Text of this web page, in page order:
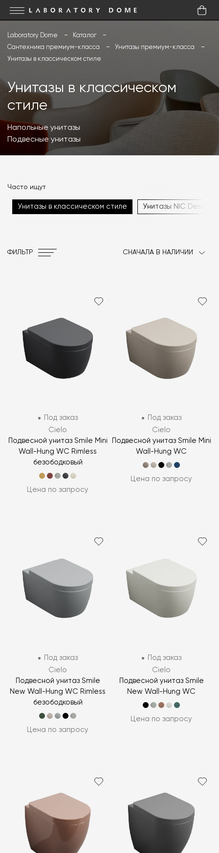
Laboratory Dome
Каталог
Сантехника премиум-класса
Унитазы премиум-класса
Унитазы в классическом стиле
Унитазы в классическом
стиле
Напольные унитазы
Подвесные унитазы
Часто ищут
Унитазы NIC Design
Унитазы в классическом стиле
ФИЛЬТР СНАЧАЛА В НАЛИЧИИ
Под заказ
Cielo
Подвесной унитаз Smile Mini
Wall-Hung WC Rimless
безободковый
Цена по запросу
Под заказ
Cielo
Подвесной унитаз Smile Mini
Wall-Hung WC
Цена по запросу
Под заказ
Cielo
Подвесной унитаз Smile
New Wall-Hung WC Rimless
безободковый
Цена по запросу
Под заказ
Cielo
Подвесной унитаз Smile
New Wall-Hung WC
Цена по запросу